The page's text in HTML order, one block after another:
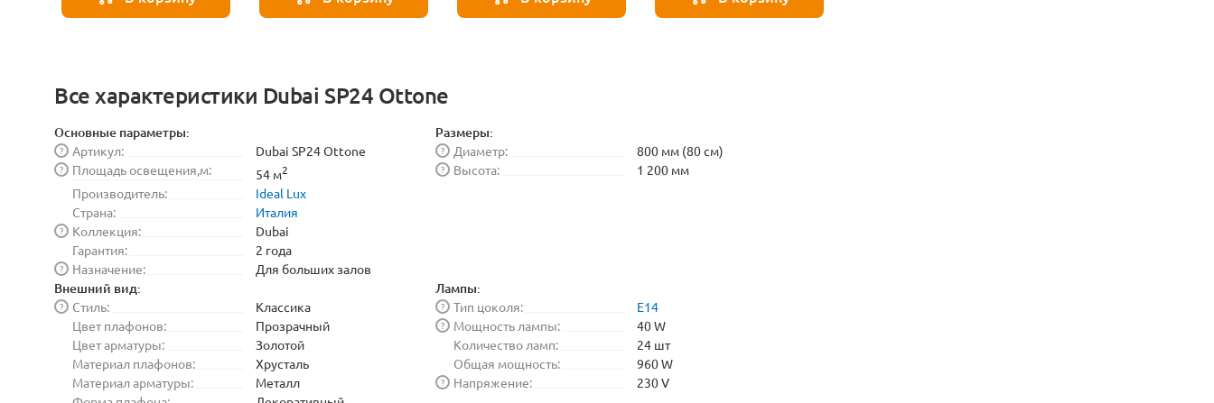
BLE1448
Все характеристики Dubai SP24 Ottone
Основные параметры:
Артикул:
?
Dubai SP24 Ottone
Площадь освещения,м:
? 54 м2
Производитель:
Ideal Lux
Страна:
Италия
Коллекция:
?
Dubai
Гарантия:
2 года
Назначение:
? Для больших залов
Размеры:
Диаметр:
?
800 мм (80 см)
Высота:
? 1 200 мм
Внешний вид:
Стиль:
?
Классика
Цвет плафонов:
Прозрачный
Цвет арматуры:
Золотой
Материал плафонов:
Хрусталь
Материал арматуры:
Металл
Лампы:
Тип цоколя:
?
E14
Мощность лампы:
?
40 W
Количество ламп:
24 шт
Общая мощность:
960 W
Напряжение:
? 230 V